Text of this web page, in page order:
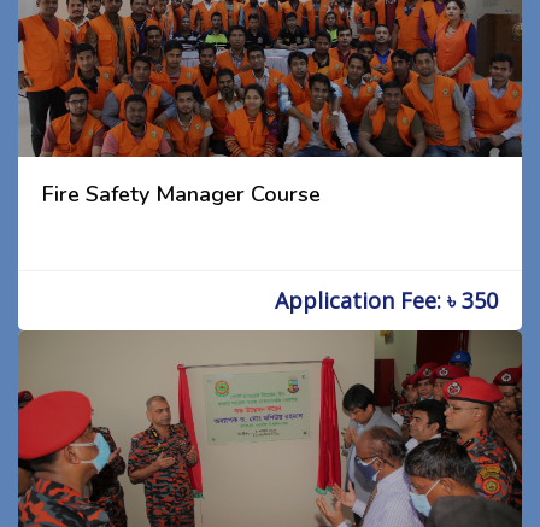
Fire Safety Manager Course
Application Fee: ৳ 350